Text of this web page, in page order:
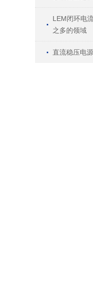
LEM闭环电
之多的领域
直流稳压电